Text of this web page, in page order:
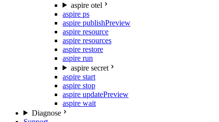
aspire otel
aspire ps
aspire publishPreview
aspire resource
aspire resources
aspire restore
aspire run
aspire secret
aspire start
aspire stop
aspire updatePreview
aspire wait
Diagnose